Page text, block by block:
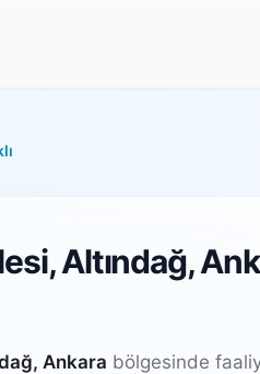
Altındağ,
Ankara bölgesinde